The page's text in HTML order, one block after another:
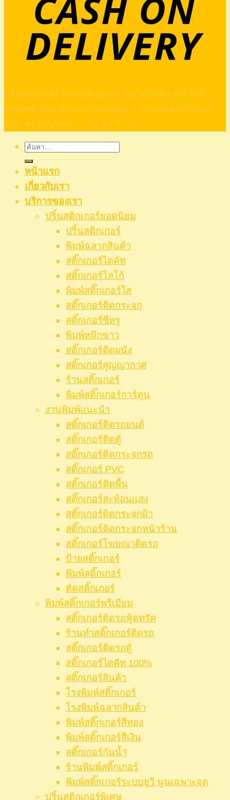
ปริ้นสติกเกอร์ สีสดและคมชัด ไม่มีหมึกจีน เครื่องจีน
เกรดพรีเมียม ท้าลอง Copyright © งานพิมพ์สติ๊กเกอร์
ด่วน รอรับได้เลย ** เปิด 24 ชั่วโมง **
ค้นหา:
หน้าแรก
เกี่ยวกับเรา
บริการของเรา
ปริ้นสติกเกอร์ยอดนิยม
ปริ้นสติกเกอร์
พิมพ์ฉลากสินค้า
สติ๊กเกอร์ไดคัท
สติ๊กเกอร์โลโก้
พิมพ์สติ๊กเกอร์ใส
สติ๊กเกอร์ติดกระจก
สติ๊กเกอร์ซีทรู
พิมพ์หมึกขาว
สติ๊กเกอร์ติดผนัง
สติ๊กเกอร์สูญญากาศ
ร้านสติ๊กเกอร์
พิมพ์สติ๊กเกอร์การ์ตูน
งานพิมพ์แนะนำ
สติ๊กเกอร์ติดรถยนต์
สติ๊กเกอร์ติดตู้
สติ๊กเกอร์ติดกระจกรถ
สติ๊กเกอร์ PVC
สติ๊กเกอร์ติดพื้น
สติ๊กเกอร์สะท้อนแสง
สติ๊กเกอร์ติดกระจกฝ้า
สติ๊กเกอร์ติดกระจกหน้าร้าน
สติ๊กเกอร์โฆษณาติดรถ
ป้ายสติ๊กเกอร์
พิมพ์สติ๊กเกอร์
ตัดสติ๊กเกอร์
พิมพ์สติ๊กเกอร์พรีเมียม
สติ๊กเกอร์ติดรถฟู้ดทรัค
ร้านทำสติ๊กเกอร์ติดรถ
สติ๊กเกอร์ติดรถตู้
สติ๊กเกอร์ไดคัท 100%
สติ๊กเกอร์สินค้า
โรงพิมพ์สติ๊กเกอร์
โรงพิมพ์ฉลากสินค้า
พิมพ์สติ๊กเกอร์สีทอง
พิมพ์สติ๊กเกอร์สีเงิน
สติ๊กเกอร์กันน้ำ
ร้านพิมพ์สติ๊กเกอร์
พิมพ์สติ๊กเกอร์ระบบยูวี นูนเฉพาะจุด
ปริ้นสติกเกอร์พิเศษ